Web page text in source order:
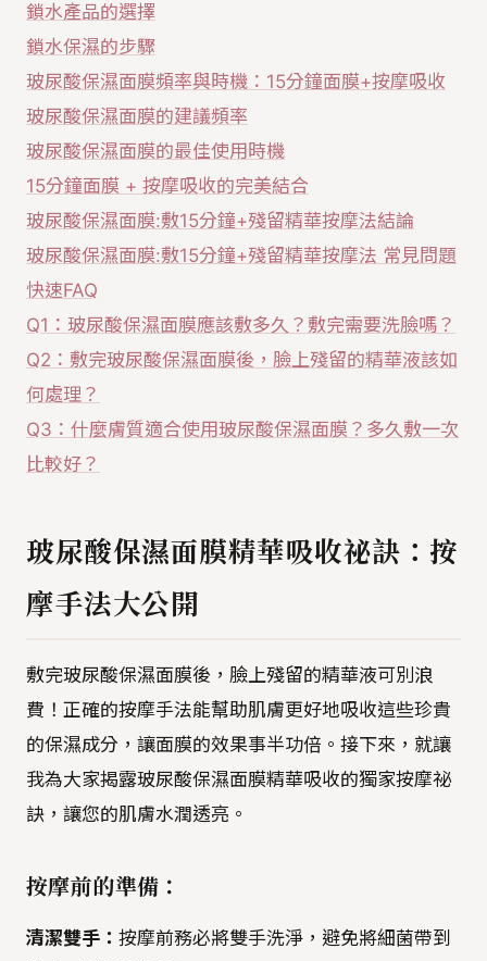
鎖水產品的選擇
鎖水保濕的步驟
玻尿酸保濕面膜頻率與時機：15分鐘面膜+按摩吸收
玻尿酸保濕面膜的建議頻率
玻尿酸保濕面膜的最佳使用時機
15分鐘面膜 + 按摩吸收的完美結合
玻尿酸保濕面膜:敷15分鐘+殘留精華按摩法結論
玻尿酸保濕面膜:敷15分鐘+殘留精華按摩法 常見問題
快速FAQ
Q1：玻尿酸保濕面膜應該敷多久？敷完需要洗臉嗎？
Q2：敷完玻尿酸保濕面膜後，臉上殘留的精華液該如
何處理？
Q3：什麼膚質適合使用玻尿酸保濕面膜？多久敷一次
比較好？
玻尿酸保濕面膜精華吸收祕訣：按
摩手法大公開
敷完玻尿酸保濕面膜後，臉上殘留的精華液可別浪
費！正確的按摩手法能幫助肌膚更好地吸收這些珍貴
的保濕成分，讓面膜的效果事半功倍。接下來，就讓
我為大家揭露玻尿酸保濕面膜精華吸收的獨家按摩祕
訣，讓您的肌膚水潤透亮。
按摩前的準備：
清潔雙手： 按摩前務必將雙手洗淨，避免將細菌帶到